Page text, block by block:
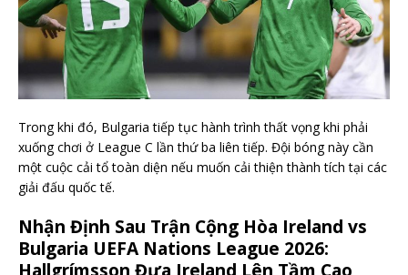
Trong khi đó, Bulgaria tiếp tục hành trình thất vọng khi phải
xuống chơi ở League C lần thứ ba liên tiếp. Đội bóng này cần
một cuộc cải tổ toàn diện nếu muốn cải thiện thành tích tại các
giải đấu quốc tế.
Nhận Định Sau Trận Cộng Hòa Ireland vs
Bulgaria UEFA Nations League 2026:
Hallgrímsson Đưa Ireland Lên Tầm Cao